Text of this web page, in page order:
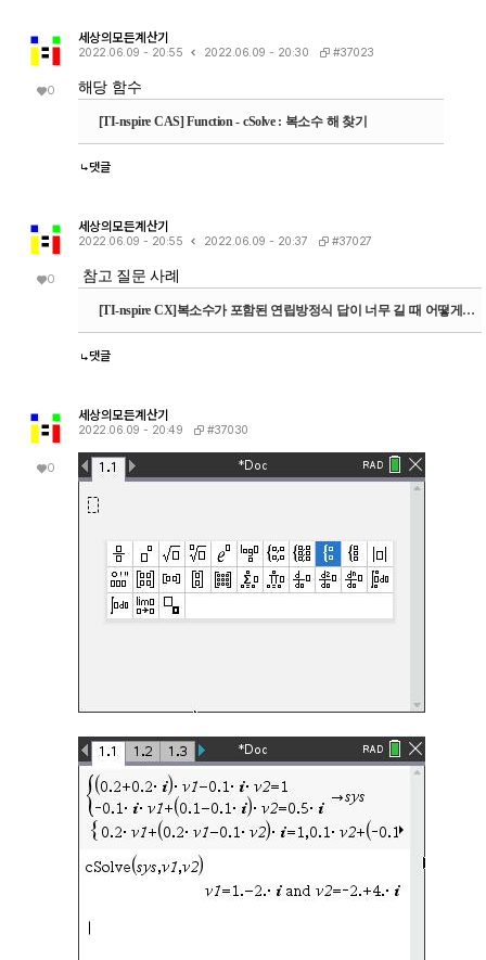
0
세상의모든계산기
2022.06.09 - 20:55 2022.06.09 - 20:30 #37023
해당 함수
[TI-nspire CAS] Function - cSolve : 복소수 해 찾기
댓글
0
세상의모든계산기
2022.06.09 - 20:55 2022.06.09 - 20:37 #37027
참고 질문 사례
[TI-nspire CX]복소수가 포함된 연립방정식 답이 너무 길 때 어떻게 간단하게 볼 수 있을까요?
댓글
0
세상의모든계산기
2022.06.09 - 20:49 #37030